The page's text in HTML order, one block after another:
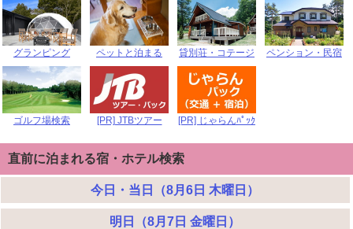
グランピング ペットと泊まる 貸別荘・コテージ ペンション・民宿
ゴルフ場検索 [PR] JTBツアー [PR] じゃらんﾊﾟｯｸ
直前に泊まれる宿・ホテル検索
今日・当日（8月6日 木曜日）
明日（8月7日 金曜日）